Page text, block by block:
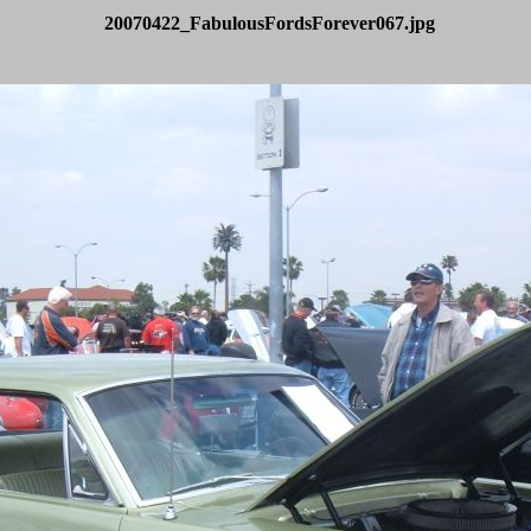
20070422_FabulousFordsForever067.jpg